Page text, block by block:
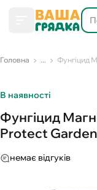
Головна ... Фунгіцид
В наявності
Фунгіцид
Protect Garden
немає відгуків